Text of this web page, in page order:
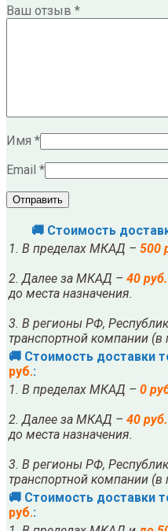
Ваш отзыв *
Имя *
Email *
🚚 Стоимость
1. В пределах МКАД – 500
2. Далее за МКАД – 40 руб.
до места назначения.
3. В регионы РФ,
транспортной компании
🚚 Стоимость доставки
руб.:
1. В пределах МКАД – 0
2. Далее за МКАД – 40 руб.
до места назначения.
3. В регионы РФ,
транспортной компании
🚚 Стоимость доставки
руб.: